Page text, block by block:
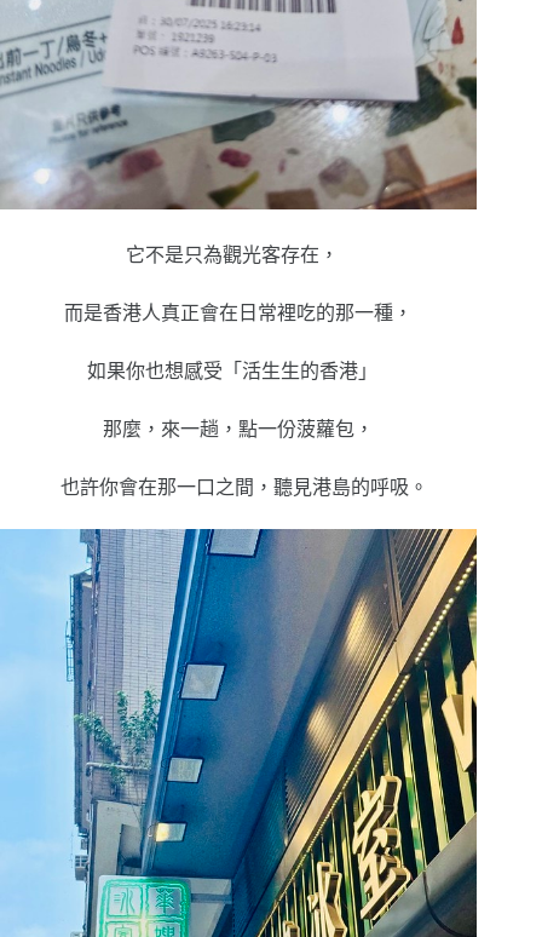
它不是只為觀光客存在，
而是香港人真正會在日常裡吃的那一種，
如果你也想感受「活生生的香港」
那麼，來一趟，點一份菠蘿包，
也許你會在那一口之間，聽見港島的呼吸。